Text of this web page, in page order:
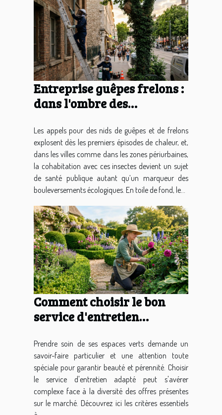
Entreprise guêpes frelons :
dans l'ombre des
mutation
Les appels pour des nids de guêpes et de frelons
explosent dès les premiers épisodes de chaleur, et,
dans les villes comme dans les zones périurbaines,
la cohabitation avec ces insectes devient un sujet
de santé publique autant qu’un marqueur des
bouleversements écologiques. En toile de fond, le...
Comment choisir le bon
service d'entretien
besoins ?
Prendre soin de ses espaces verts demande un
savoir-faire particulier et une attention toute
spéciale pour garantir beauté et pérennité. Choisir
le service d'entretien adapté peut s'avérer
complexe face à la diversité des offres présentes
sur le marché. Découvrez ici les critères essentiels